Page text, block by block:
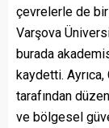
çevrelerle de
Varşova
burada
kaydetti.
tarafından
ve bölgesel